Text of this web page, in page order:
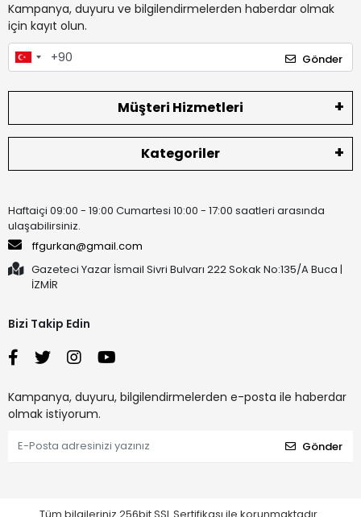
Kampanya, duyuru ve bilgilendirmelerden haberdar olmak
için kayıt olun.
Gönder
Müşteri Hizmetleri
Kategoriler
Haftaiçi 09:00 - 19:00 Cumartesi 10:00 - 17:00 saatleri arasında
ulaşabilirsiniz.
ffgurkan@gmail.com
Gazeteci Yazar İsmail Sivri Bulvarı 222 Sokak No:135/A Buca |
İZMİR
Bizi Takip Edin
Kampanya, duyuru, bilgilendirmelerden e-posta ile haberdar
olmak istiyorum.
Gönder